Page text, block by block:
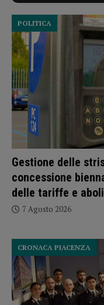
Gestione delle
concessione
delle tariffe e
POLITICA
7 Agosto 2026
CRONACA PIACENZA